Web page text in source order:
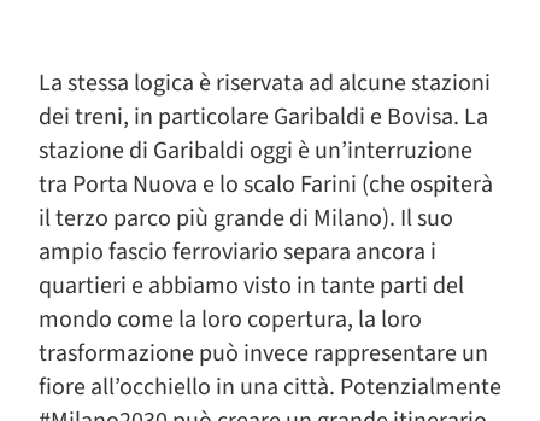
La stessa logica è riservata ad alcune stazioni
dei treni, in particolare Garibaldi e Bovisa. La
stazione di Garibaldi oggi è un’interruzione
tra Porta Nuova e lo scalo Farini (che ospiterà
il terzo parco più grande di Milano). Il suo
ampio fascio ferroviario separa ancora i
quartieri e abbiamo visto in tante parti del
mondo come la loro copertura, la loro
trasformazione può invece rappresentare un
fiore all’occhiello in una città. Potenzialmente